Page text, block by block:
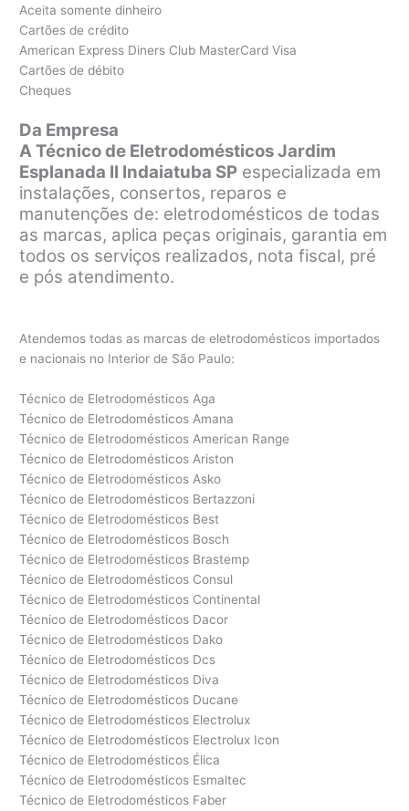
Aceita somente dinheiro
Cartões de crédito
American Express Diners Club MasterCard Visa
Cartões de débito
Cheques
Da Empresa
A Técnico de Eletrodomésticos Jardim
Esplanada II Indaiatuba SP especializada em
instalações, consertos, reparos e
manutenções de: eletrodomésticos de todas
as marcas, aplica peças originais, garantia em
todos os serviços realizados, nota fiscal, pré
e pós atendimento.
Atendemos todas as marcas de eletrodomésticos importados
e nacionais no Interior de São Paulo:
Técnico de Eletrodomésticos Aga
Técnico de Eletrodomésticos Amana
Técnico de Eletrodomésticos American Range
Técnico de Eletrodomésticos Ariston
Técnico de Eletrodomésticos Asko
Técnico de Eletrodomésticos Bertazzoni
Técnico de Eletrodomésticos Best
Técnico de Eletrodomésticos Bosch
Técnico de Eletrodomésticos Brastemp
Técnico de Eletrodomésticos Consul
Técnico de Eletrodomésticos Continental
Técnico de Eletrodomésticos Dacor
Técnico de Eletrodomésticos Dako
Técnico de Eletrodomésticos Dcs
Técnico de Eletrodomésticos Diva
Técnico de Eletrodomésticos Ducane
Técnico de Eletrodomésticos Electrolux
Técnico de Eletrodomésticos Electrolux Icon
Técnico de Eletrodomésticos Élica
Técnico de Eletrodomésticos Esmaltec
Técnico de Eletrodomésticos Faber